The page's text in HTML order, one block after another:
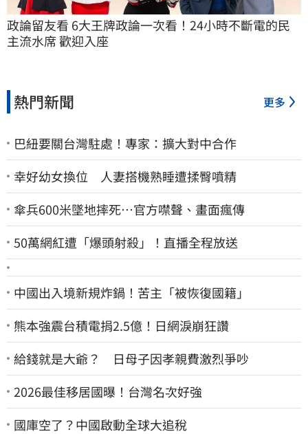
政論留友看 6大王牌政論一次看！24小時不斷電的民
主流水席 歡迎入座
熱門新聞 更多
巴紐要關台灣駐處！專家：擴大對中合作
幸好幼女換位 人妻搭機熟睡遭揉臀噴精
傘兵600米墜地摔死…官方噤聲、畫面瘋傳
50萬網紅遭「爆頭射殺」！直播全程放送
中國出入境新規炸鍋！苦主「被恢復國籍」
熊本強震台積電捐2.5億！日網淚崩狂讚
給錢就是大爺？ 日母子因孝親費激烈爭吵
2026最佳移居國曝！台灣名次好強
國庫空了？中國啟動全球大追稅